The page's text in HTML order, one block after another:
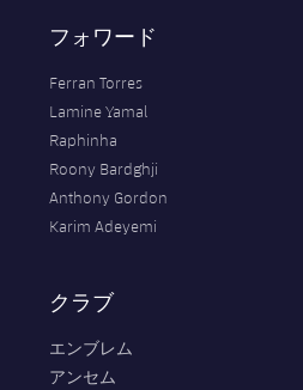
フォワード
Ferran Torres
Lamine Yamal
Raphinha
Roony Bardghji
Anthony Gordon
Karim Adeyemi
クラブ
エンブレム
アンセム